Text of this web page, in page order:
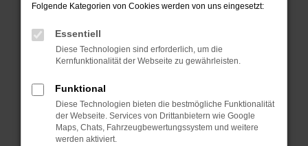
Prüfe deine Browsererweiterungen.
Manche Erweiterungen, wie Werbeblocker,
können das Laden bestimmter Seiten
verhindern. Funktioniert die Seite in einem
Fenster?
Starte dein Gerät neu.
Das kann manchmal helfen, vorübergehende
Probleme zu beheben.
Folgende Kategorien von Cookies werden von uns eingesetzt:
Essentiell
Diese Technologien sind erforderlich, um die
Kernfunktionalität der Webseite zu gewährleisten.
Funktional
Diese Technologien bieten die bestmögliche Funktionalität
der Webseite. Services von Drittanbietern wie Google
Maps, Chats, Fahrzeugbewertungssystem und weitere
werden aktiviert.